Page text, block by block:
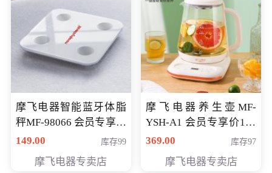
摩飞电器智能蓝牙体脂
秤MF-98066 会员专享价
98元
149.00 库存99
摩飞电器专卖店
摩飞电器养生壶MF-
YSH-A1 会员专享价198
元
369.00 库存97
摩飞电器专卖店